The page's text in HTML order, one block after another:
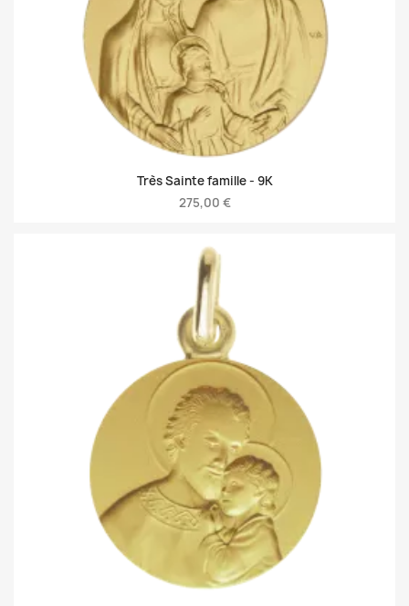
Très Sainte famille - 9K
275,00 €